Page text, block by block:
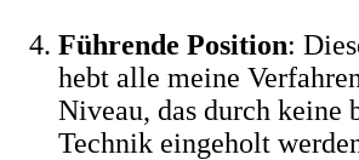
Führende Position:
hebt alle meine
Niveau, das durch keine
Technik eingeholt